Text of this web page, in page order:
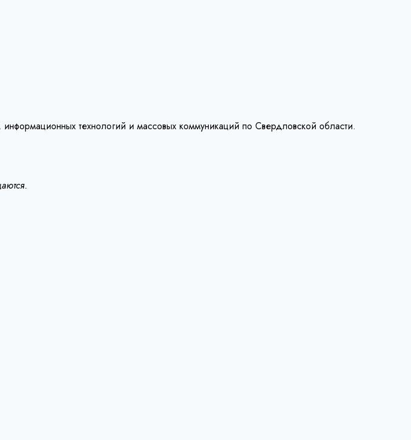
технологий и массовых коммуникаций по Свердловской области.